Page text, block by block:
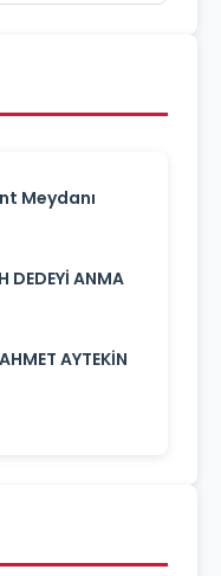
Meydanı
DEDEYİ ANMA
AYTEKİN